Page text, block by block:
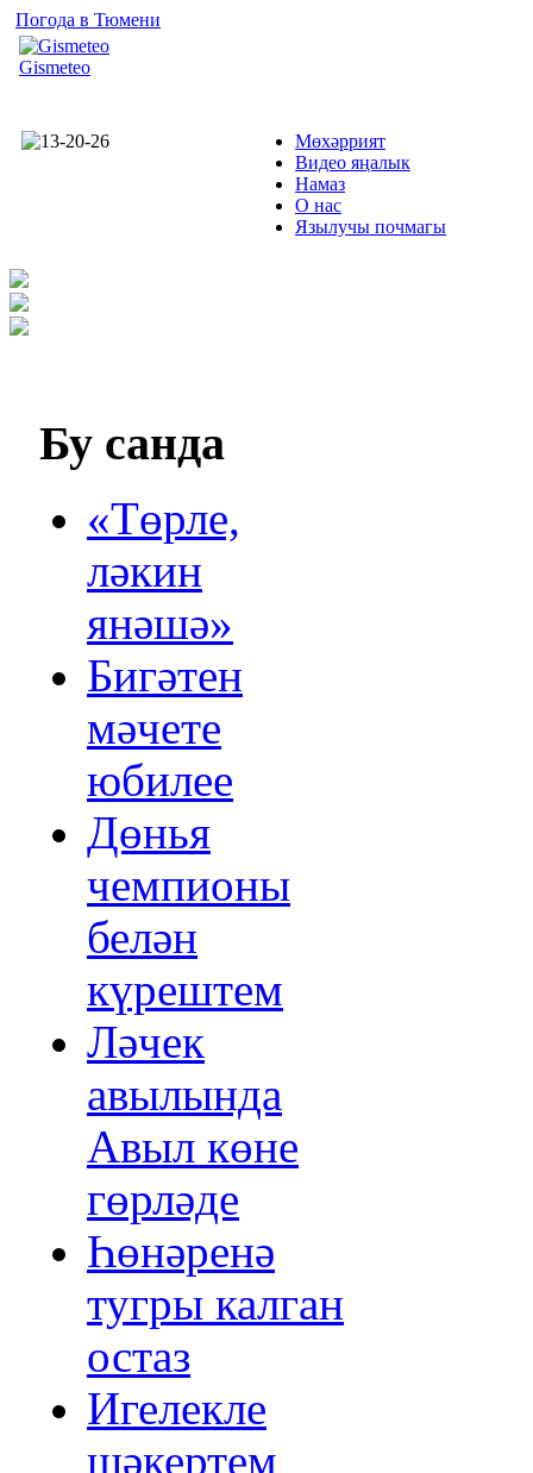
Погода в Тюмени
Gismeteo
Мөхәррият
Видео яңалык
Намаз
О нас
Язылучы почмагы
Бу санда
«Төрле,
ләкин
янәшә»
Бигәтен
мәчете
юбилее
Дөнья
чемпионы
белән
күрештем
Ләчек
авылында
Авыл көне
гөрләде
Һөнәренә
тугры калган
остаз
Игелекле
шәкертем